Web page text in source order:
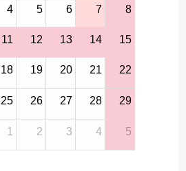
4 5 6 7 8
11 12 13 14 15
18 19 20 21 22
25 26 27 28 29
1 2 3 4 5